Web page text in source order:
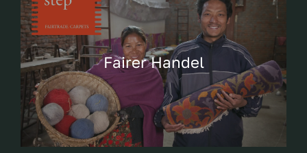
Fairer Handel